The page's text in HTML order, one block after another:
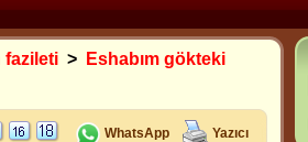
fazileti >
Eshabım gökteki
WhatsApp Yazıcı